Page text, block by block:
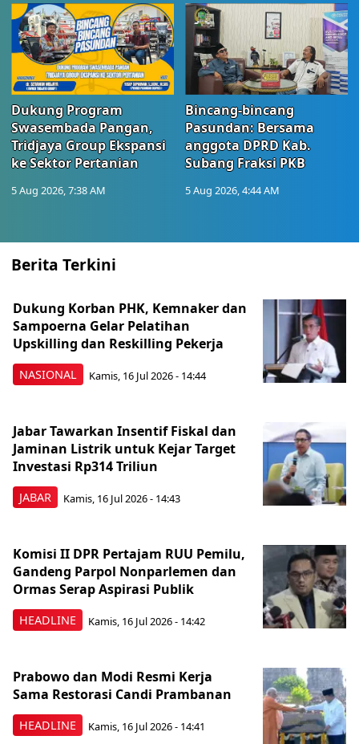
Dukung Program
Swasembada Pangan,
Tridjaya Group Ekspansi
ke Sektor Pertanian
5 Aug 2026, 7:38 AM
Bincang-bincang
Pasundan: Bersama
anggota DPRD Kab.
Subang Fraksi PKB
5 Aug 2026, 4:44 AM
Berita Terkini
NASIONAL
Dukung Korban PHK, Kemnaker dan
Sampoerna Gelar Pelatihan
Upskilling dan Reskilling Pekerja
Kamis, 16 Jul 2026 - 14:44
JABAR
Jabar Tawarkan Insentif Fiskal dan
Jaminan Listrik untuk Kejar Target
Investasi Rp314 Triliun
Kamis, 16 Jul 2026 - 14:43
HEADLINE
Komisi II DPR Pertajam RUU Pemilu,
Gandeng Parpol Nonparlemen dan
Ormas Serap Aspirasi Publik
Kamis, 16 Jul 2026 - 14:42
HEADLINE
Prabowo dan Modi Resmi Kerja
Sama Restorasi Candi Prambanan
Kamis, 16 Jul 2026 - 14:41